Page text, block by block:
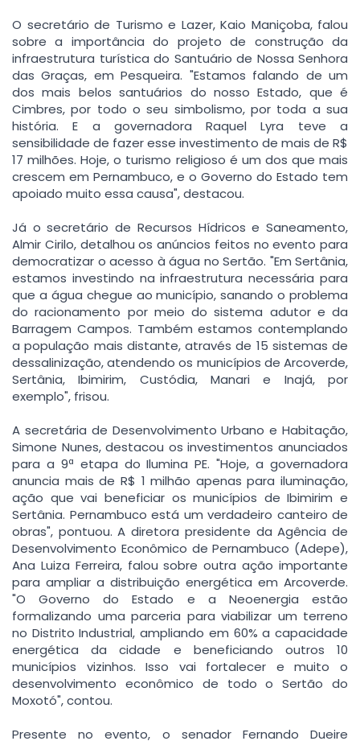
O secretário de Turismo e Lazer, Kaio Maniçoba, falou
sobre a importância do projeto de construção da
infraestrutura turística do Santuário de Nossa Senhora
das Graças, em Pesqueira. "Estamos falando de um
dos mais belos santuários do nosso Estado, que é
Cimbres, por todo o seu simbolismo, por toda a sua
história. E a governadora Raquel Lyra teve a
sensibilidade de fazer esse investimento de mais de R$
17 milhões. Hoje, o turismo religioso é um dos que mais
crescem em Pernambuco, e o Governo do Estado tem
apoiado muito essa causa", destacou.
Já o secretário de Recursos Hídricos e Saneamento,
Almir Cirilo, detalhou os anúncios feitos no evento para
democratizar o acesso à água no Sertão. "Em Sertânia,
estamos investindo na infraestrutura necessária para
que a água chegue ao município, sanando o problema
do racionamento por meio do sistema adutor e da
Barragem Campos. Também estamos contemplando
a população mais distante, através de 15 sistemas de
dessalinização, atendendo os municípios de Arcoverde,
Sertânia, Ibimirim, Custódia, Manari e Inajá, por
exemplo", frisou.
A secretária de Desenvolvimento Urbano e Habitação,
Simone Nunes, destacou os investimentos anunciados
para a 9ª etapa do Ilumina PE. "Hoje, a governadora
anuncia mais de R$ 1 milhão apenas para iluminação,
ação que vai beneficiar os municípios de Ibimirim e
Sertânia. Pernambuco está um verdadeiro canteiro de
obras", pontuou. A diretora presidente da Agência de
Desenvolvimento Econômico de Pernambuco (Adepe),
Ana Luiza Ferreira, falou sobre outra ação importante
para ampliar a distribuição energética em Arcoverde.
"O Governo do Estado e a Neoenergia estão
formalizando uma parceria para viabilizar um terreno
no Distrito Industrial, ampliando em 60% a capacidade
energética da cidade e beneficiando outros 10
municípios vizinhos. Isso vai fortalecer e muito o
desenvolvimento econômico de todo o Sertão do
Moxotó", contou.
Presente no evento, o senador Fernando Dueire